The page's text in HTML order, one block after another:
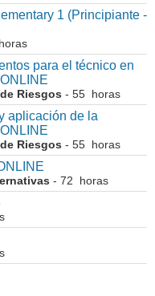
1 (Principiante -
para el técnico en
Riesgos - 55 horas
aplicación de la
Riesgos - 55 horas
- 72 horas